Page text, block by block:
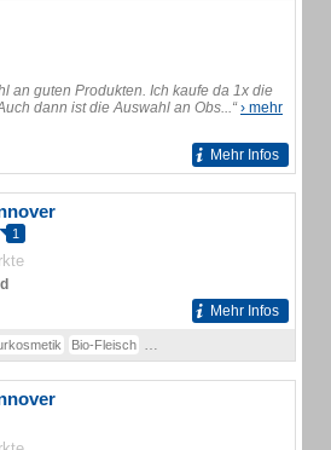
an guten Produkten. Ich kaufe da 1x die
dann ist die Auswahl an Obs...“› mehr
Mehr Infos
1
Mehr Infos
Bio-Fleisch